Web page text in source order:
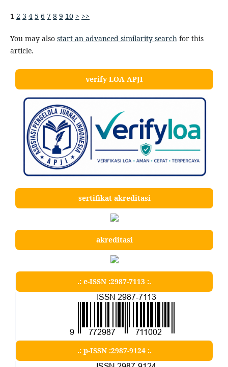
1 2 3 4 5 6 7 8 9 10 > >>
You may also start an advanced similarity searchfor this
article.
verify LOA APJI
sertifikat akreditasi
akreditasi
.: e-ISSN :2987-7113 :.
.: p-ISSN :2987-9124 :.